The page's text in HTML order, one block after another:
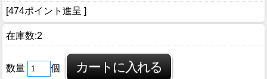
[474ポイント進呈 ]
在庫数:2
数量 個